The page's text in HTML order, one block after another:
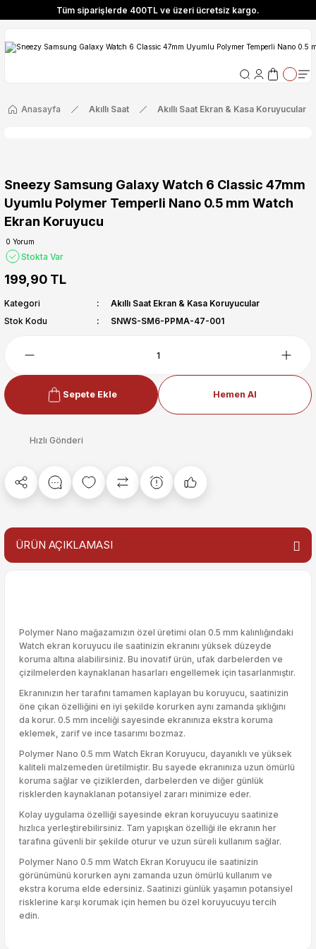
Tüm siparişlerde 400TL ve üzeri ücretsiz kargo.
Özel! YENI10 koduyla 400 TL ve üzeri alışverişlerinizde %10 indirim
Tüm siparişlerde 400TL ve üzeri ücretsiz kargo.
Özel! YENI10 koduyla 400 TL ve üzeri alışverişlerinizde %10 indirim
Anasayfa Akıllı Saat Akıllı Saat Ekran & Kasa Koruyucular
Sneezy Samsung Galaxy Watch 6 Classic 47mm
Uyumlu Polymer Temperli Nano 0.5 mm Watch
Ekran Koruyucu
0 Yorum
Stokta Var
199,90 TL
Kategori
Akıllı Saat Ekran & Kasa Koruyucular
Stok Kodu
SNWS-SM6-PPMA-47-001
Sepete Ekle Hemen Al
Hızlı Gönderi
ÜRÜN AÇIKLAMASI
Polymer Nano mağazamızın özel üretimi olan 0.5 mm kalınlığındaki
Watch ekran koruyucu ile saatinizin ekranını yüksek düzeyde
koruma altına alabilirsiniz. Bu inovatif ürün, ufak darbelerden ve
çizilmelerden kaynaklanan hasarları engellemek için tasarlanmıştır.
Ekranınızın her tarafını tamamen kaplayan bu koruyucu, saatinizin
öne çıkan özelliğini en iyi şekilde korurken aynı zamanda şıklığını
da korur. 0.5 mm inceliği sayesinde ekranınıza ekstra koruma
eklemek, zarif ve ince tasarımı bozmaz.
Polymer Nano 0.5 mm Watch Ekran Koruyucu, dayanıklı ve yüksek
kaliteli malzemeden üretilmiştir. Bu sayede ekranınıza uzun ömürlü
koruma sağlar ve çiziklerden, darbelerden ve diğer günlük
risklerden kaynaklanan potansiyel zararı minimize eder.
Kolay uygulama özelliği sayesinde ekran koruyucuyu saatinize
hızlıca yerleştirebilirsiniz. Tam yapışkan özelliği ile ekranın her
tarafına güvenli bir şekilde oturur ve uzun süreli kullanım sağlar.
Polymer Nano 0.5 mm Watch Ekran Koruyucu ile saatinizin
görünümünü korurken aynı zamanda uzun ömürlü kullanım ve
ekstra koruma elde edersiniz. Saatinizi günlük yaşamın potansiyel
risklerine karşı korumak için hemen bu özel koruyucuyu tercih
edin.